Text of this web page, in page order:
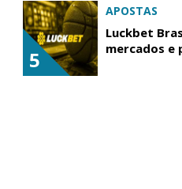
5
APOSTAS
Luckbet
mercados e